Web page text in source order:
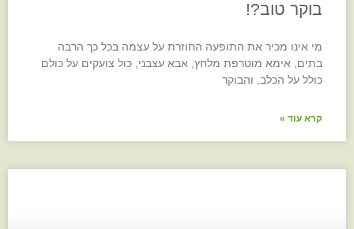
בוקר טוב?!
מי אינו מכיר את התופעה החוזרת על עצמה בכל כך הרבה
בתים, אימא מוטרפת מלחץ, אבא עצבני, כול צועקים על כולם
כולל על הכלב, והבוקר
קרא עוד »